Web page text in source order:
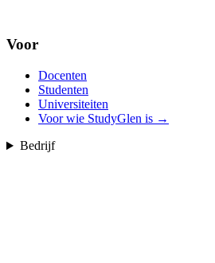
Voor
Docenten
Studenten
Universiteiten
Voor wie StudyGlen is →
Bedrijf